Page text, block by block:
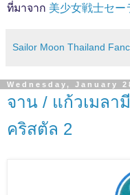
ที่มาจาก 美少女戦士セー
Sailor Moon Thailand
Wednesday, January
จาน / แก้วเมลา
คริสตัล 2